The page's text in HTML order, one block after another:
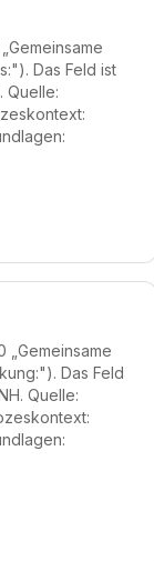
Das Feld ist
Quelle:
„Gemeinsame
Das Feld
Quelle: